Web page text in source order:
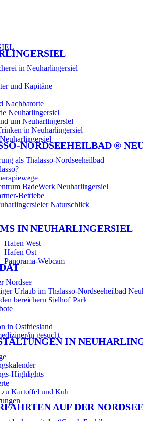
in Neuharlingersiel
und Kapitäne
Nachbarorte
Neuharlingersiel
um Neuharlingersiel
in Neuharlingersiel
NORDSEEHEILBAD ®
als Thalasso-Nordseeheilbad
BadeWerk Neuharlingersiel
Betriebe
Naturschlick
IN NEUHARLINGERSIEL
Hafen West
Hafen Ost
Panorama-Webcam
Nordsee
Urlaub im Thalasso-Nordseeheilbad
bereichern Sielhof-Park
in Ostfriesland
in gesucht
IN
Highlights
zu Kartoffel und Kuh
AUF DER NORDSEE